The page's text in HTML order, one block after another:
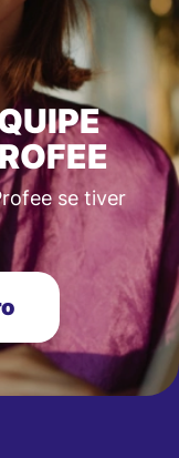
se tiver